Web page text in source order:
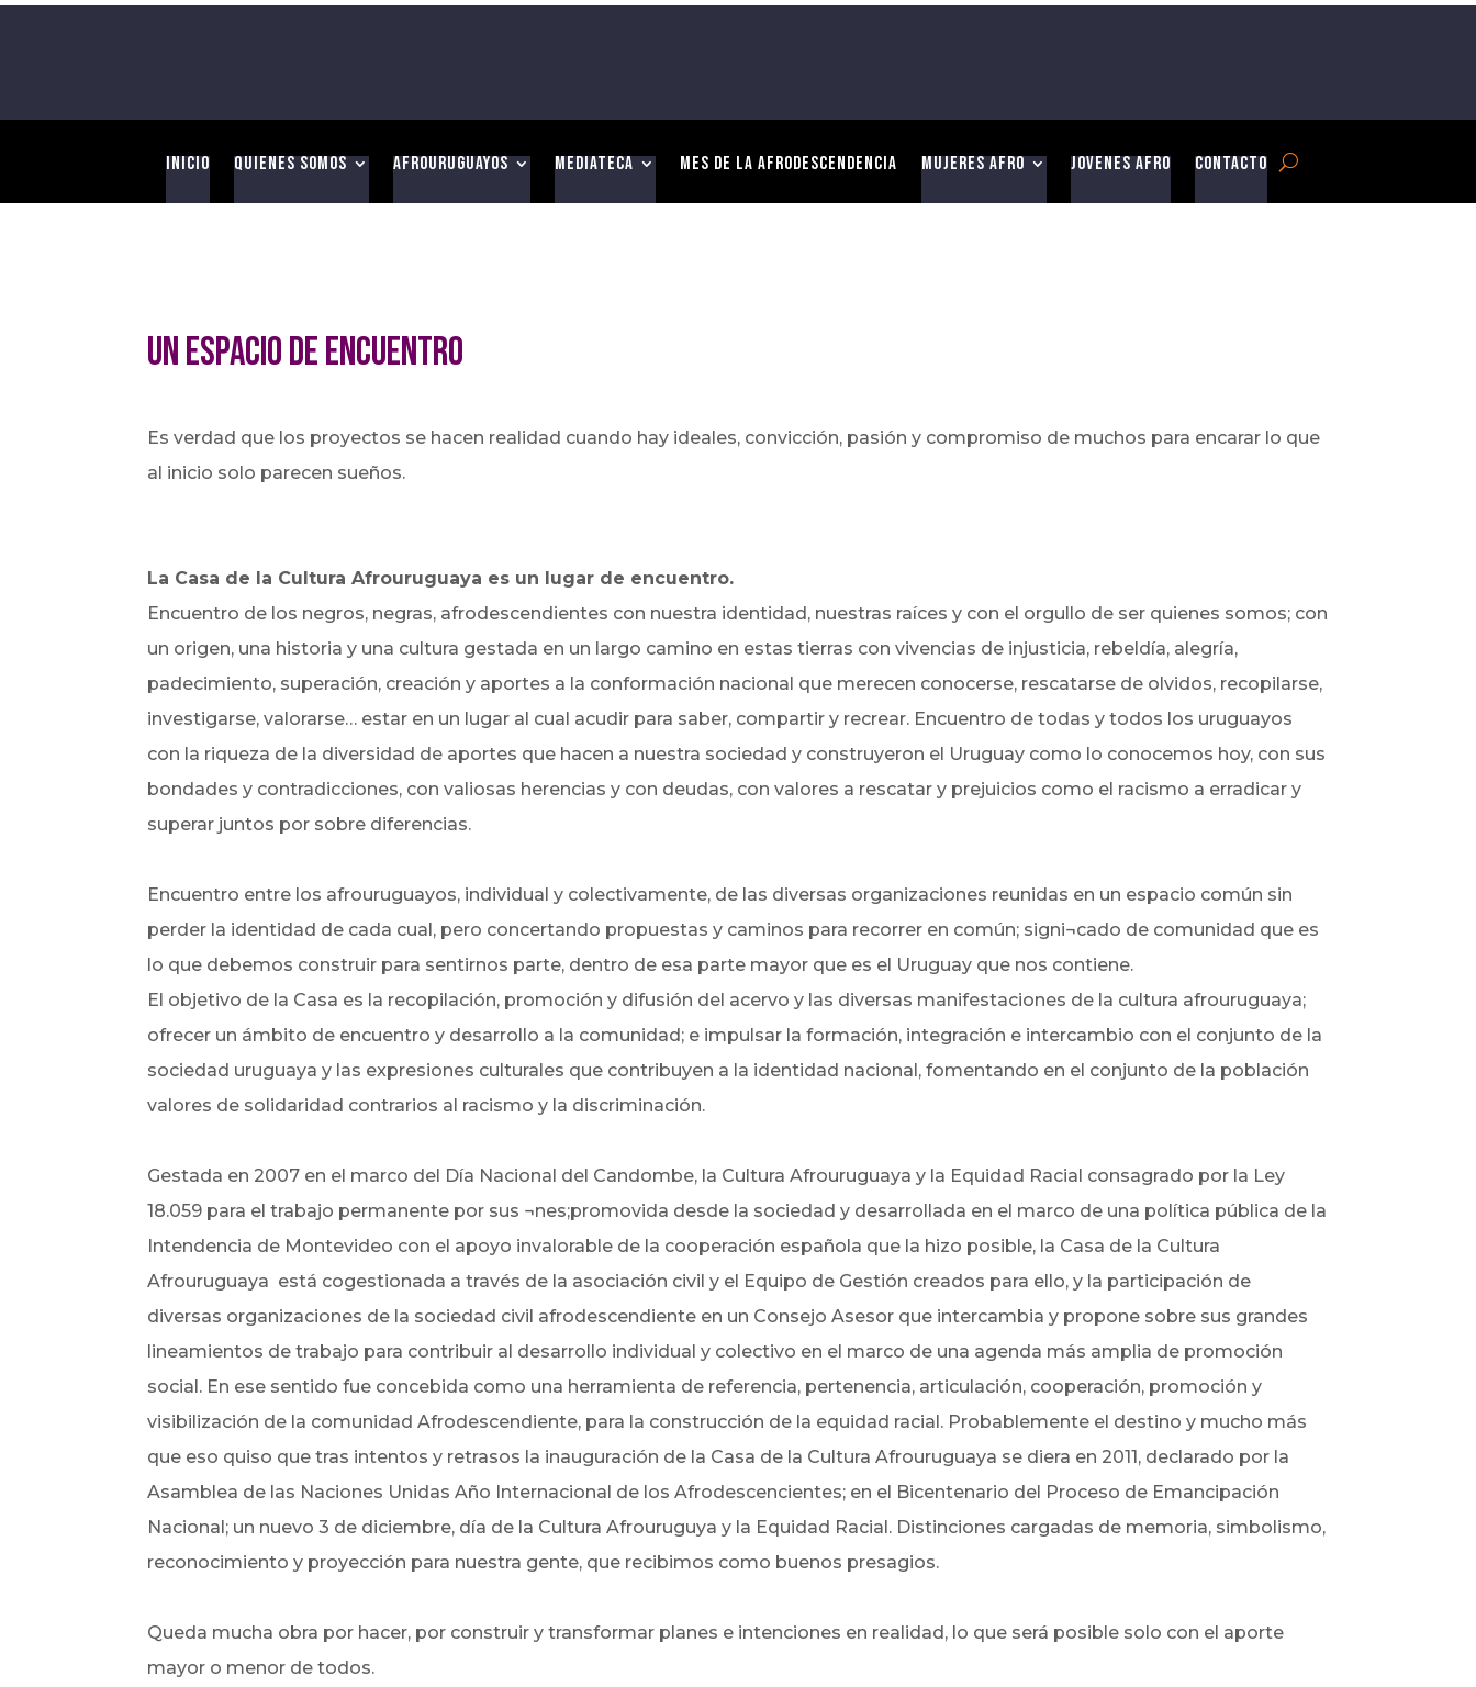
Inicio Quienes somos Afrouruguayos Mediateca Mes de la Afrodescendencia Mujeres Afro Jovenes Afro Contacto
Un espacio de encuentro
Es verdad que los proyectos se hacen realidad cuando hay ideales, convicción, pasión y compromiso de muchos para encarar lo que
al inicio solo parecen sueños.
La Casa de la Cultura Afrouruguaya es un lugar de encuentro.
Encuentro de los negros, negras, afrodescendientes con nuestra identidad, nuestras raíces y con el orgullo de ser quienes somos; con
un origen, una historia y una cultura gestada en un largo camino en estas tierras con vivencias de injusticia, rebeldía, alegría,
padecimiento, superación, creación y aportes a la conformación nacional que merecen conocerse, rescatarse de olvidos, recopilarse,
investigarse, valorarse… estar en un lugar al cual acudir para saber, compartir y recrear. Encuentro de todas y todos los uruguayos
con la riqueza de la diversidad de aportes que hacen a nuestra sociedad y construyeron el Uruguay como lo conocemos hoy, con sus
bondades y contradicciones, con valiosas herencias y con deudas, con valores a rescatar y prejuicios como el racismo a erradicar y
superar juntos por sobre diferencias.
Encuentro entre los afrouruguayos, individual y colectivamente, de las diversas organizaciones reunidas en un espacio común sin
perder la identidad de cada cual, pero concertando propuestas y caminos para recorrer en común; signi¬cado de comunidad que es
lo que debemos construir para sentirnos parte, dentro de esa parte mayor que es el Uruguay que nos contiene.
El objetivo de la Casa es la recopilación, promoción y difusión del acervo y las diversas manifestaciones de la cultura afrouruguaya;
ofrecer un ámbito de encuentro y desarrollo a la comunidad; e impulsar la formación, integración e intercambio con el conjunto de la
sociedad uruguaya y las expresiones culturales que contribuyen a la identidad nacional, fomentando en el conjunto de la población
valores de solidaridad contrarios al racismo y la discriminación.
Gestada en 2007 en el marco del Día Nacional del Candombe, la Cultura Afrouruguaya y la Equidad Racial consagrado por la Ley
18.059 para el trabajo permanente por sus ¬nes;promovida desde la sociedad y desarrollada en el marco de una política pública de la
Intendencia de Montevideo con el apoyo invalorable de la cooperación española que la hizo posible, la Casa de la Cultura
Afrouruguaya está cogestionada a través de la asociación civil y el Equipo de Gestión creados para ello, y la participación de
diversas organizaciones de la sociedad civil afrodescendiente en un Consejo Asesor que intercambia y propone sobre sus grandes
lineamientos de trabajo para contribuir al desarrollo individual y colectivo en el marco de una agenda más amplia de promoción
social. En ese sentido fue concebida como una herramienta de referencia, pertenencia, articulación, cooperación, promoción y
visibilización de la comunidad Afrodescendiente, para la construcción de la equidad racial. Probablemente el destino y mucho más
que eso quiso que tras intentos y retrasos la inauguración de la Casa de la Cultura Afrouruguaya se diera en 2011, declarado por la
Asamblea de las Naciones Unidas Año Internacional de los Afrodescencientes; en el Bicentenario del Proceso de Emancipación
Nacional; un nuevo 3 de diciembre, día de la Cultura Afrouruguya y la Equidad Racial. Distinciones cargadas de memoria, simbolismo,
reconocimiento y proyección para nuestra gente, que recibimos como buenos presagios.
Queda mucha obra por hacer, por construir y transformar planes e intenciones en realidad, lo que será posible solo con el aporte
mayor o menor de todos.